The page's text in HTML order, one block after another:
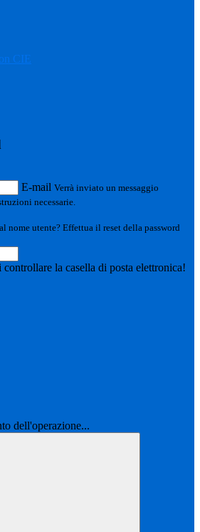
CIE
E-mail Verrà inviato un messaggio
necessarie.
nome utente? Effettua il reset della password
la casella di posta elettronica!
dell'operazione...